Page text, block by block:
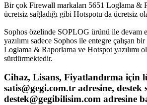
Bir çok Firewall markaları 5651 Loglama &
ücretsiz sağladığı gibi Hotspotu da ücretsiz
Sophos özelinde SOPLOG ürünü ile devam
yazılımı sadece Sophos ile entegre çalışan bir
Loglama & Raporlama ve Hotspot yazılımı
sürdürmektedir.
Cihaz, Lisans, Fiyatlandırma için
satis@gegi.com.tr adresine, destek
destek@gegibilisim.com adresine